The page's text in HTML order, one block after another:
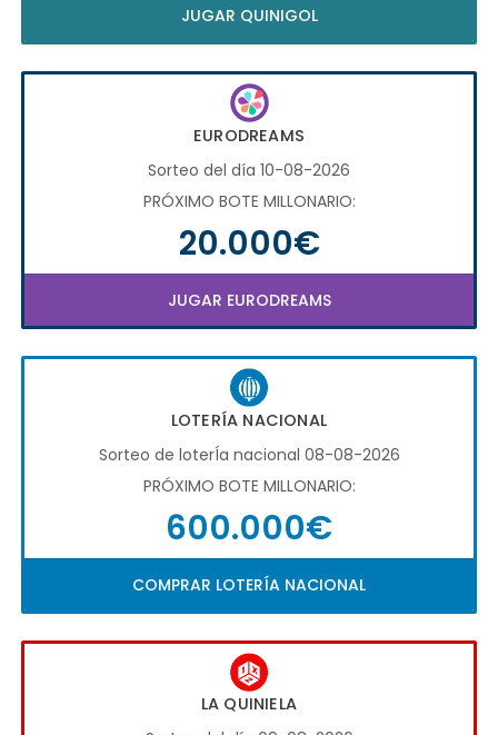
JUGAR QUINIGOL
EURODREAMS
Sorteo del día 10-08-2026
PRÓXIMO BOTE MILLONARIO:
20.000€
JUGAR EURODREAMS
LOTERÍA NACIONAL
Sorteo de loterÍa nacional 08-08-2026
PRÓXIMO BOTE MILLONARIO:
600.000€
COMPRAR LOTERÍA NACIONAL
LA QUINIELA